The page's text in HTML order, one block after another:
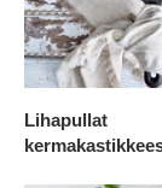
Lihapullat